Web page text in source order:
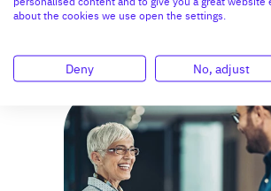
about the cookies we use open the settings.
Deny No, adjust